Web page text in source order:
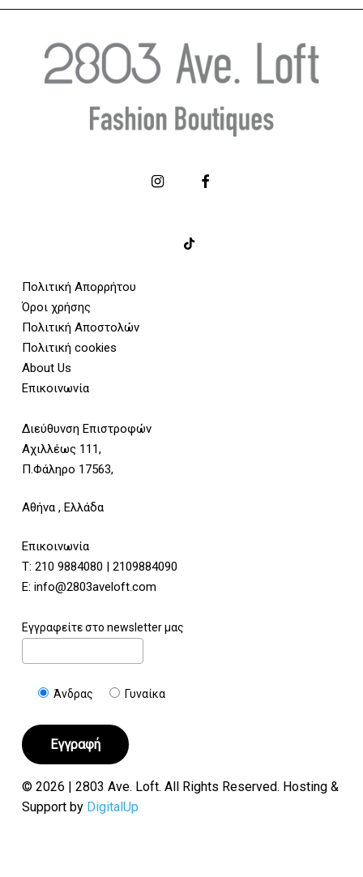
Πολιτική Απορρήτου
Όροι χρήσης
Πολιτική Αποστολών
Πολιτική cookies
About Us
Επικοινωνία
Διεύθυνση Επιστροφών
Αχιλλέως 111,
Π.Φάληρο 17563,
Αθήνα , Ελλάδα
Επικοινωνία
Τ: 210 9884080 | 2109884090
E: info@2803aveloft.com
Εγγραφείτε στο newsletter μας
Άνδρας Γυναίκα
© 2026 | 2803 Ave. Loft. All Rights Reserved. Hosting &
Support by DigitalUp